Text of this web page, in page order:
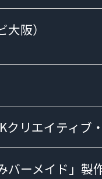
阪）
クリエイティブ
バーメイド」製